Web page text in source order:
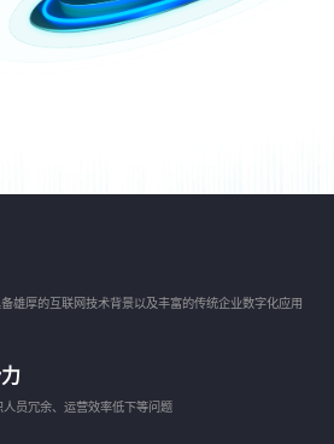
雄厚的互联网技术背景以及丰富的传统企业数字化应用
员冗余、运营效率低下等问题